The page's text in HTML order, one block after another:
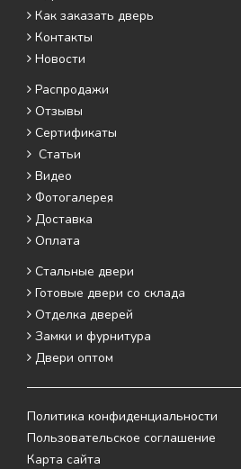
Как заказать дверь
Контакты
Новости
Распродажи
Отзывы
Сертификаты
Статьи
Видео
Фотогалерея
Доставка
Оплата
Стальные двери
Готовые двери со склада
Отделка дверей
Замки и фурнитура
Двери оптом
Политика конфиденциальности
Пользовательское соглашение
Карта сайта